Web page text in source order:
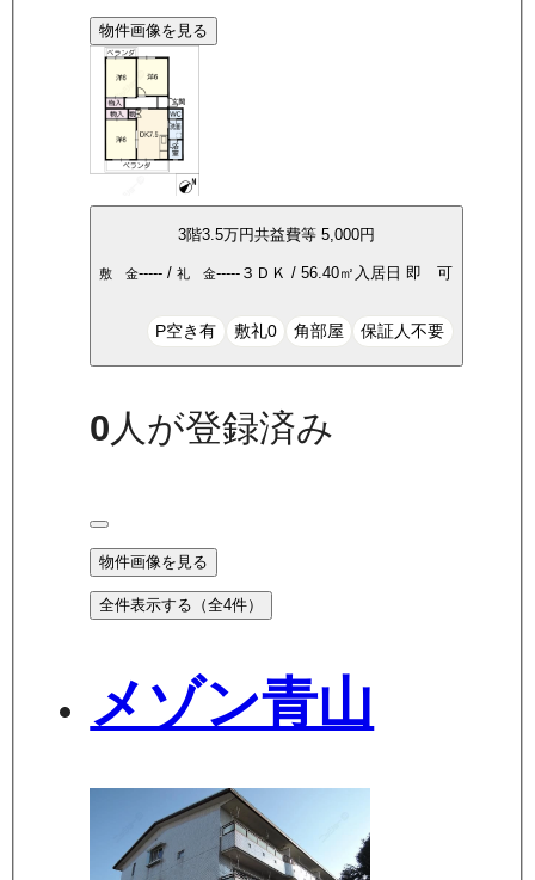
物件画像を見る
3階3.5万円共益費等 5,000円
敷 金----- /礼 金----- ３ＤＫ /56.40㎡ 入居日即 可
P空き有 敷礼0 角部屋 保証人不要
0人が登録済み
物件画像を見る
全件表示する（全4件）
メゾン青山